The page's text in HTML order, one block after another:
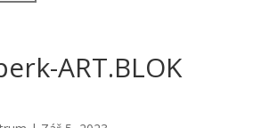
ART.BLOK